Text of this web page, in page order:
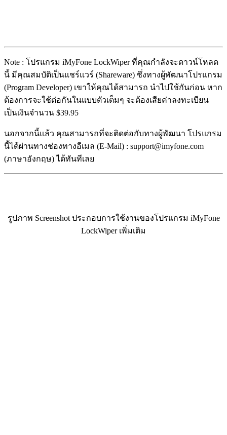
Note : โปรแกรม iMyFone LockWiper ที่คุณกำลังจะดาวน์โหลด
นี้ มีคุณสมบัติเป็นแชร์แวร์ (Shareware) ซึ่งทางผู้พัฒนาโปรแกรม
(Program Developer) เขาให้คุณได้สามารถ นำไปใช้กันก่อน หาก
ต้องการจะใช้ต่อกันในแบบตัวเต็มๆ จะต้องเสียค่าลงทะเบียน
เป็นเงินจำนวน $39.95
นอกจากนี้แล้ว คุณสามารถที่จะติดต่อกับทางผู้พัฒนา โปรแกรม
นี้ได้ผ่านทางช่องทางอีเมล (E-Mail) : support@imyfone.com
(ภาษาอังกฤษ) ได้ทันทีเลย
รูปภาพ Screenshot ประกอบการใช้งานของโปรแกรม iMyFone
LockWiper เพิ่มเติม